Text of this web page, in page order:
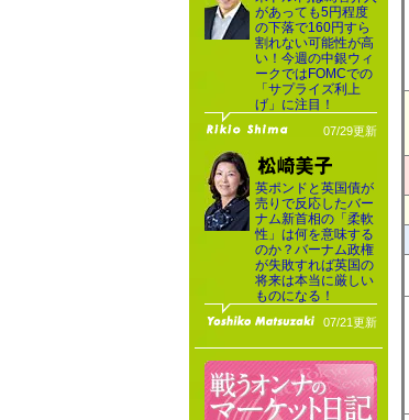
があっても5円程度
の下落で160円すら
割れない可能性が高
い！今週の中銀ウィ
ークではFOMCでの
「サプライズ利上
げ」に注目！
07/29更新
英ポンドと英国債が
売りで反応したバー
ナム新首相の「柔軟
性」は何を意味する
のか？バーナム政権
が失敗すれば英国の
将来は本当に厳しい
ものになる！
07/21更新